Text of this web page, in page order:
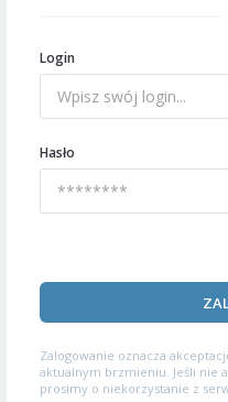
Login
Hasło
Zalogowanie oznacza
aktualnym brzmieniu. Jeśli nie
prosimy o niekorzystanie z